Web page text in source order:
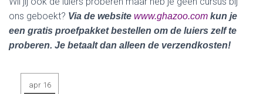
ons geboekt? Via de website www.ghazoo.com kun je
een gratis proefpakket bestellen om de luiers zelf te
proberen. Je betaalt dan alleen de verzendkosten!
apr 16